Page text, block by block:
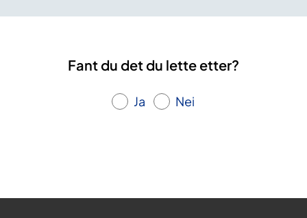
Fant du det du lette etter?
Ja Nei